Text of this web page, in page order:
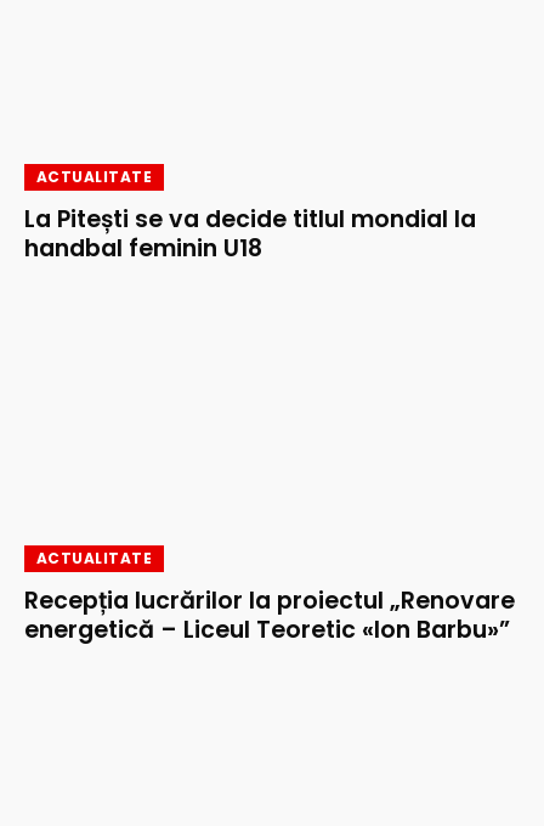
ACTUALITATE
La Pitești se va decide titlul mondial la
handbal feminin U18
ACTUALITATE
Recepția lucrărilor la proiectul „Renovare
energetică – Liceul Teoretic «Ion Barbu»”